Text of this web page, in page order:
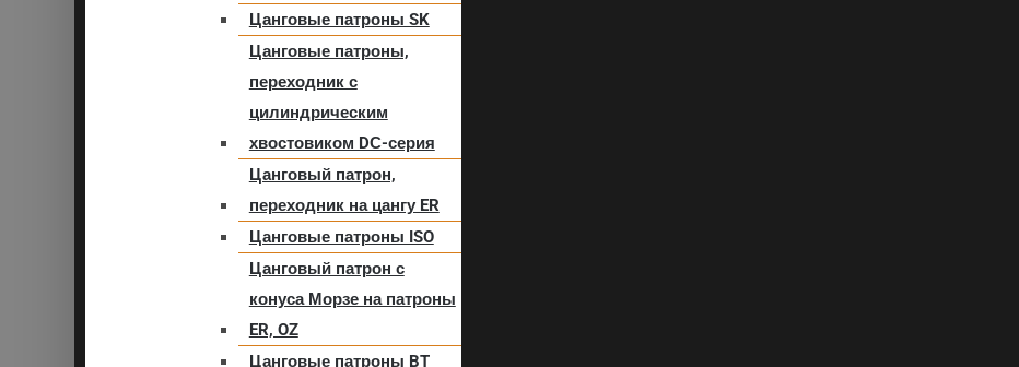
Цанговые патроны SK
Цанговые патроны,
переходник с
цилиндрическим
хвостовиком DС-серия
Цанговый патрон,
переходник на цангу ER
Цанговые патроны ISO
Цанговый патрон с
конуса Морзе на патроны
ER, OZ
Цанговые патроны BT